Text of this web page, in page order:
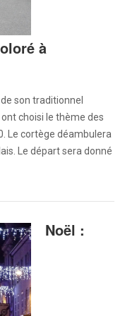
à
son traditionnel
choisi le thème des
Le cortège déambulera
Le départ sera donné
Noël :